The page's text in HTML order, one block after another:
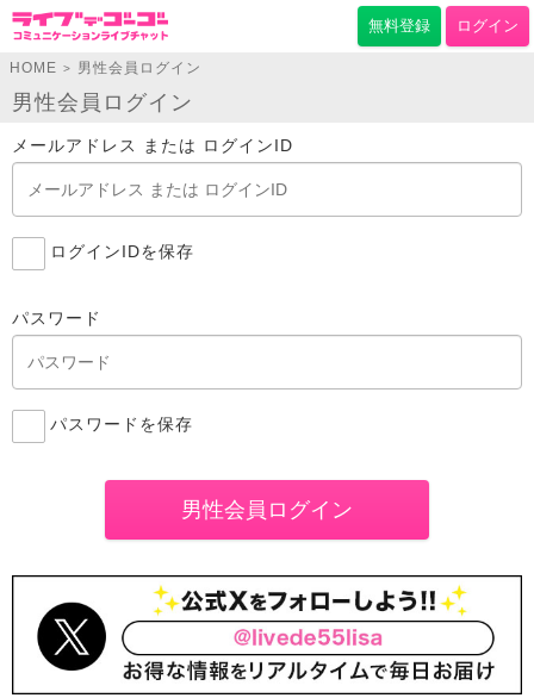
無料登録 ログイン
HOME > 男性会員ログイン
男性会員ログイン
メールアドレス または ログインID
ログインIDを保存
パスワード
パスワードを保存